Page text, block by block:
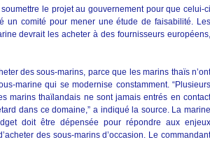
le projet au gouvernement pour que celui-ci
un comité pour mener une étude de faisabilité. Les
devrait les acheter à des fournisseurs européens,
des sous-marins, parce que les marins thaïs n’ont
marine qui se modernise constamment. “Plusieurs
marins thaïlandais ne sont jamais entrés en contact
dans ce domaine,” a indiqué la source. La marine
doit être dépensée pour répondre aux enjeux
des sous-marins d’occasion. Le commandant